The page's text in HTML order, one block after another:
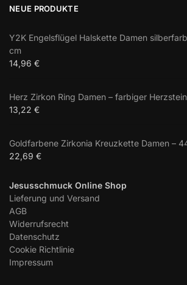
NEUE PRODUKTE
Y2K Engelsflügel Halskette Damen
cm
14,96 €
Herz Zirkon Ring Damen – farbiger Herzstein
13,22 €
Goldfarbene Zirkonia Kreuzkette Damen –
22,69 €
Jesusschmuck Online Shop
Lieferung und Versand
AGB
Widerrufsrecht
Datenschutz
Cookie Richtlinie
Impressum